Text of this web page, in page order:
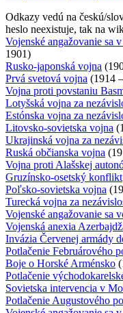
Odkazy vedú na českú/
heslo neexistuje, tak na
Vojenské angažovanie sa
1901)
Rusko-japonská vojna
Prvá svetová vojna (1914
Vojna proti povstaniu
Lotyšská vojna za
Estónska vojna za
Litovsko-sovietska vojna
Ukrajinská vojna za
Ruská občianska vojna
Vojna proti Alašskej
Gruzínsko-osetský konflikt
Poľsko-sovietska vojna
Turecká vojna za
Vojenské angažovanie sa
Vojenská anexia
Invázia Červenej armády
Potlačenie Februárového
Boje o Horské Arménsko
Potlačenie
Sovietska intervencia v
Potlačenie Augustového